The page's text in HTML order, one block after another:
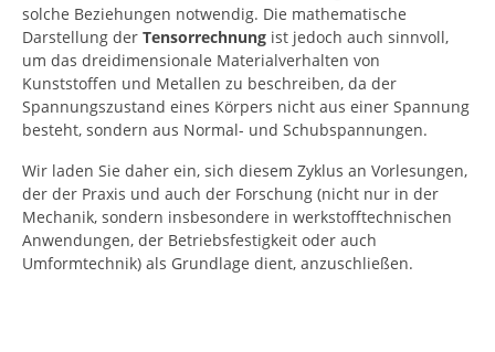
solche Beziehungen notwendig. Die mathematische
Darstellung der Tensorrechnung ist jedoch auch sinnvoll,
um das dreidimensionale Materialverhalten von
Kunststoffen und Metallen zu beschreiben, da der
Spannungszustand eines Körpers nicht aus einer Spannung
besteht, sondern aus Normal- und Schubspannungen.
Wir laden Sie daher ein, sich diesem Zyklus an Vorlesungen,
der der Praxis und auch der Forschung (nicht nur in der
Mechanik, sondern insbesondere in werkstofftechnischen
Anwendungen, der Betriebsfestigkeit oder auch
Umformtechnik) als Grundlage dient, anzuschließen.